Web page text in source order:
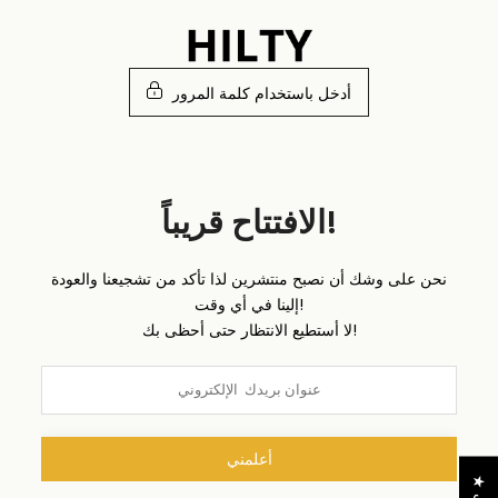
أدخل باستخدام كلمة المرور
الافتتاح قريباً!
نحن على وشك أن نصبح منتشرين لذا تأكد من تشجيعنا والعودة
إلينا في أي وقت!
لا أستطيع الانتظار حتى أحظى بك!
أعلمني
★
ا
ل
م
ر
ا
ج
ع
ا